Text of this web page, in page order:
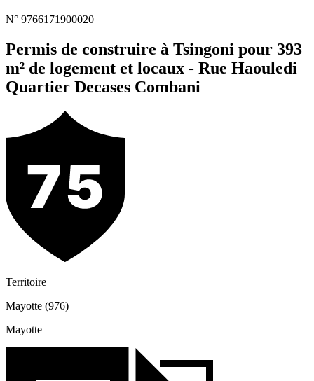
N° 9766171900020
Permis de construire à Tsingoni pour 393
m² de logement et locaux - Rue Haouledi
Quartier Decases Combani
Territoire
Mayotte (976)
Mayotte